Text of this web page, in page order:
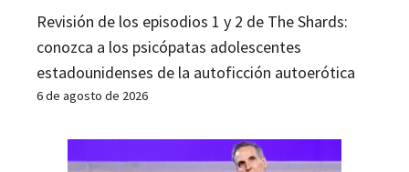
Revisión de los episodios 1 y 2 de The Shards:
conozca a los psicópatas adolescentes
estadounidenses de la autoficción autoerótica
6 de agosto de 2026